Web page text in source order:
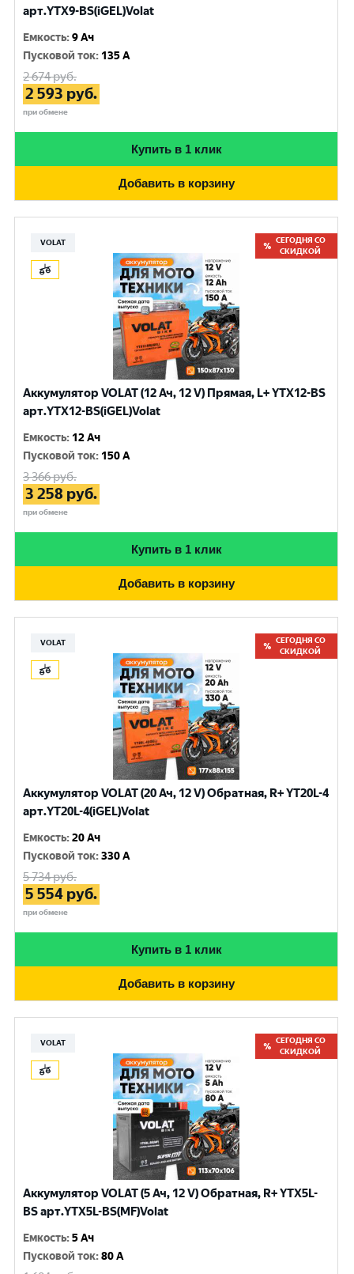
арт.YTX9-BS(iGEL)Volat
Емкость:9 Ач
Пусковой ток: 135 A
2 674руб.
2 593 руб.
при обмене
Купить в 1 клик
Добавить в корзину
VOLAT
СЕГОДНЯ СО
СКИДКОЙ
Аккумулятор VOLAT (12 Ач, 12 V) Прямая, L+ YTX12-BS
арт.YTX12-BS(iGEL)Volat
Емкость: 12 Ач
Пусковой ток: 150 A
3 366руб.
3 258 руб.
при обмене
Купить в 1 клик
Добавить в корзину
VOLAT
СЕГОДНЯ СО
СКИДКОЙ
Аккумулятор VOLAT (20 Ач, 12 V) Обратная, R+ YT20L-4
арт.YT20L-4(iGEL)Volat
Емкость:20 Ач
Пусковой ток:330 A
5 734руб.
5 554 руб.
при обмене
Купить в 1 клик
Добавить в корзину
VOLAT
СЕГОДНЯ СО
СКИДКОЙ
Аккумулятор VOLAT (5 Ач, 12 V) Обратная, R+ YTX5L-
BS арт.YTX5L-BS(MF)Volat
Емкость:5 Ач
Пусковой ток:80 A